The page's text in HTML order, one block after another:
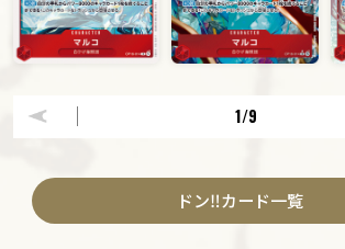
1/9
ドン‼カード一覧